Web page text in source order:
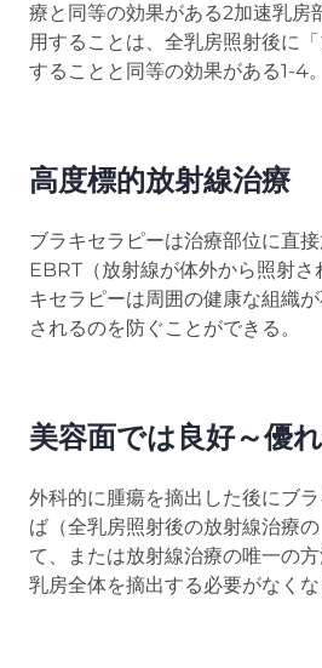
療と同等の効果がある2加速乳房
用することは、全乳房照射後に
することと同等の効果がある1-4。
高度標的放射線治療
ブラキセラピーは治療部位に直接
EBRT（放射線が体外から照射さ
キセラピーは周囲の健康な組織
されるのを防ぐことができる。
美容面では良好～優
外科的に腫瘍を摘出した後にブ
ば（全乳房照射後の放射線治療
て、または放射線治療の唯一の
乳房全体を摘出する必要がなくな